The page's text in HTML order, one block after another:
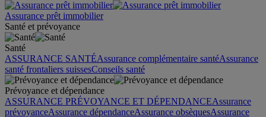
Assurance prêt immobilier
Santé et prévoyance
Santé
ASSURANCE SANTÉAssurance complémentaire santéAssurance
santé frontaliers suissesConseils santé
Prévoyance et dépendance
ASSURANCE PRÉVOYANCE ET DÉPENDANCEAssurance
prévoyanceAssurance dépendanceAssurance obsèquesAssurance